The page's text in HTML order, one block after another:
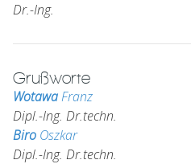
Dr.-Ing.
Grußworte
WotawaFranz
Dipl.-Ing. Dr.techn.
Biro Oszkar
Dipl.-Ing. Dr.techn.